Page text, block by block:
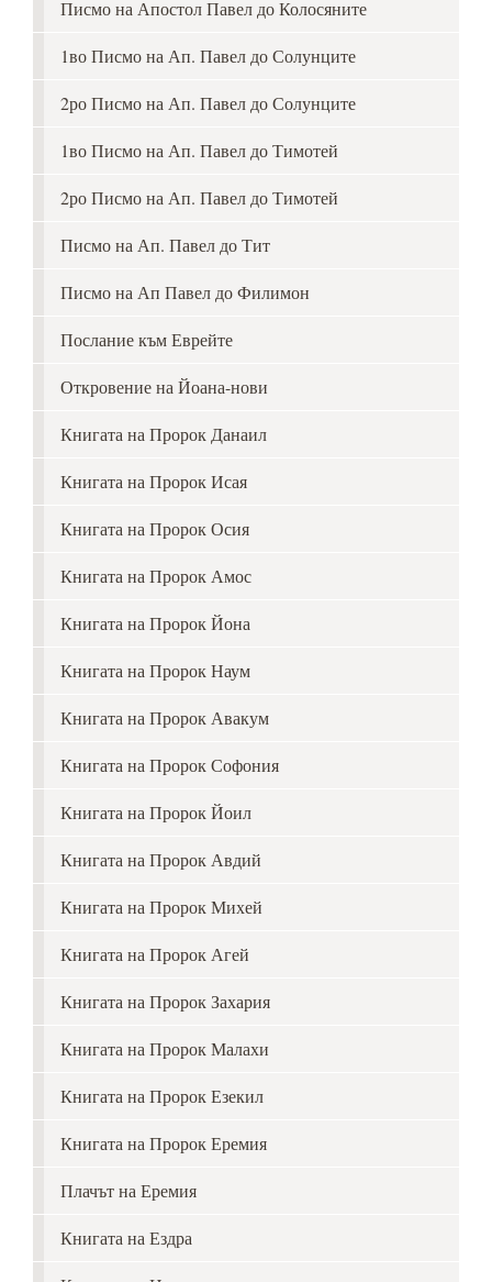
Писмо на Апостол Павел до Колосяните
1во Писмо на Ап. Павел до Солунците
2ро Писмо на Ап. Павел до Солунците
1во Писмо на Ап. Павел до Тимотей
2ро Писмо на Ап. Павел до Тимотей
Писмо на Ап. Павел до Тит
Писмо на Ап Павел до Филимон
Послание към Еврейте
Откровение на Йоана-нови
Книгата на Пророк Данаил
Книгата на Пророк Исая
Книгата на Пророк Осия
Книгата на Пророк Амос
Книгата на Пророк Йона
Книгата на Пророк Наум
Книгата на Пророк Авакум
Книгата на Пророк Софония
Книгата на Пророк Йоил
Книгата на Пророк Авдий
Книгата на Пророк Михей
Книгата на Пророк Агей
Книгата на Пророк Захария
Книгата на Пророк Малахи
Книгата на Пророк Езекил
Книгата на Пророк Еремия
Плачът на Еремия
Книгата на Ездра